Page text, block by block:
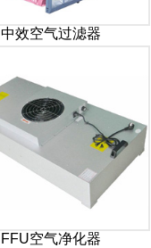
中效空气过滤器
FFU空气净化器